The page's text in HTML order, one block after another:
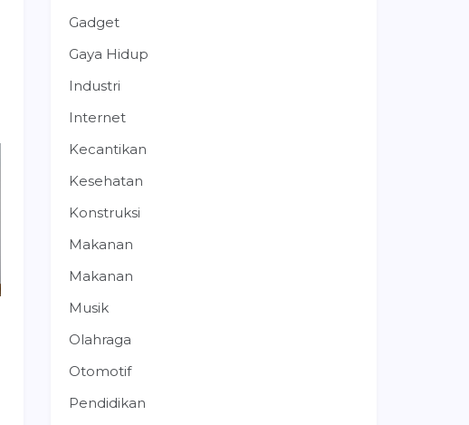
Gadget
Gaya Hidup
Industri
Internet
Kecantikan
Kesehatan
Konstruksi
Makanan
Makanan
Musik
Olahraga
Otomotif
Pendidikan